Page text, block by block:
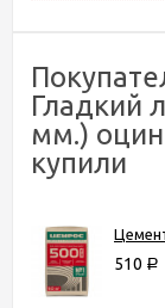
Гладкий
мм.)
купили
510 Р